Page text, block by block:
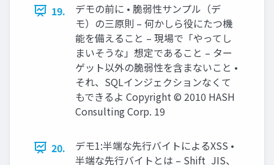
19.
デモの前に • 脆弱性サンプル（デ
モ）の三原則 – 何かしら役にたつ機
能を備えること – 現場で「やってし
まいそうな」想定であること – ター
ゲット以外の脆弱性を含まないこと •
それ、SQLインジェクションなくて
もできるよ Copyright © 2010 HASH
Consulting Corp. 19
20.
デモ1:半端な先行バイトによるXSS •
半端な先行バイトとは – Shift_JIS、